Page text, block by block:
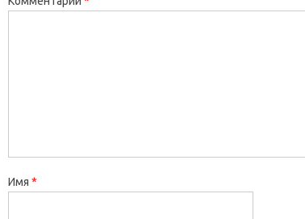
Имя *